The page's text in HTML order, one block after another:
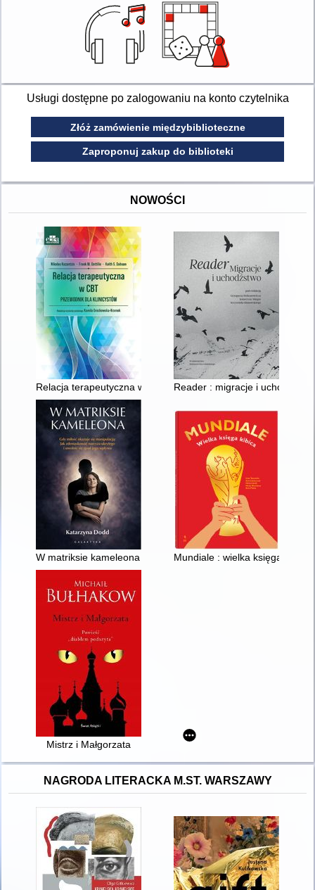
Usługi dostępne po zalogowaniu na konto czytelnika
Złóż zamówienie międzybiblioteczne
Zaproponuj zakup do biblioteki
NOWOŚCI
Relacja terapeutyczna w CBT : przewodnik dla klinicystów
Reader : migracje i uchodźstwo
W matriksie kameleona : gdy miłość okazuje się manipulacją
Mundiale : wielka księga kibica
Mistrz i Małgorzata
NAGRODA LITERACKA M.ST. WARSZAWY